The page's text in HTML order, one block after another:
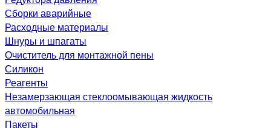
Сборки аварийные
Расходные материалы
Шнуры и шпагаты
Очиститель для монтажной пены
Силикон
Реагенты
Незамерзающая стеклоомывающая жидкость
автомобильная
Пакеты